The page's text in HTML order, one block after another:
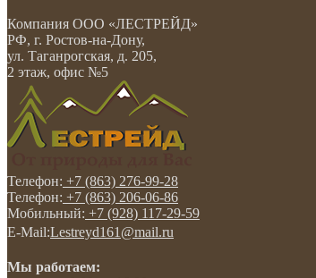
Компания ООО «ЛЕСТРЕЙД»
РФ, г. Ростов-на-Дону,
ул. Таганрогская, д. 205,
2 этаж, офис №5
Телефон: +7 (863) 276-99-28
Телефон: +7 (863) 206-06-86
Мобильный: +7 (928) 117-29-59
E-Mail:Lestreyd161@mail.ru
Мы работаем: